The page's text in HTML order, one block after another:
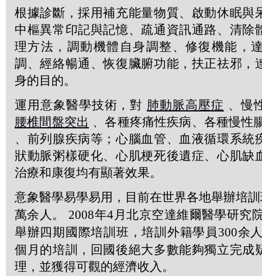
根據診斷，採用補充能量物質、啟動休眠與
中樞異常印記與記憶、疏通資訊通路、清除
理方法，調動機體自身調整、修復機能，
調、經絡暢通、恢復臟腑功能，扶正祛邪，
身的目的。
運用意象醫學技術，對 肺動脈高壓症 、慢
腰椎間盤突出 、各種疼痛性疾病、各種慢性
、前列腺疾病等；心腦血管、血液循環系統
狀動脈粥樣硬化、心肌梗死後遺症、心肌缺
治療和康復均有顯著效果。
意象醫學易學易用，目前在世界各地舉辦培
萬余人。 2008年4 月北京空達維爾醫學研究
舉辦四期國際培訓班，培訓外籍學員 300余
個月的培訓，回國後絕大多數能夠獨立完成
理，並獲得可觀的經濟收入。